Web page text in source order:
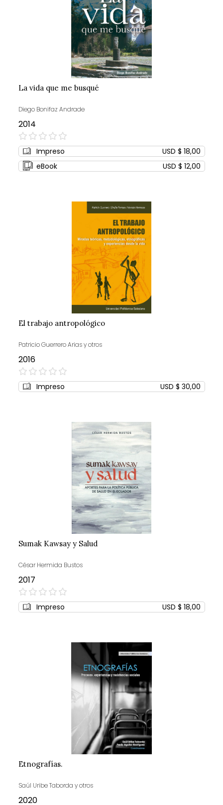
La vida que me busqué
Diego Bonifaz Andrade
2014
0%
Impreso
USD $ 18,00
eBook
USD $ 12,00
El trabajo antropológico
Patricio Guerrero Arias y otros
2016
0%
Impreso USD $ 30,00
Sumak Kawsay y Salud
César Hermida Bustos
2017
0%
Impreso USD $ 18,00
Etnografías.
Saúl Uribe Taborda y otros
2020